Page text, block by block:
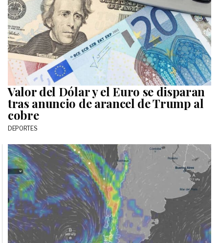
Valor del Dólar y el Euro se disparan
tras anuncio de arancel de Trump al
cobre
DEPORTES